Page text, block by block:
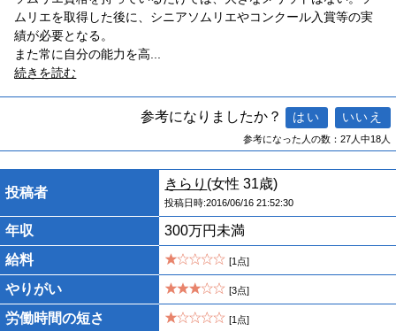
ムリエを取得した後に、シニアソムリエやコンクール入賞等の実
績が必要となる。
また常に自分の能力を高
続きを読む
参考になりましたか？
参考になった人の数：27人中18人
投稿者
きらり (女性 31歳)
投稿日時:2016/06/16 21:52:30
年収
300万円未満
給料
[1点]
やりがい [3点]
労働時間の短さ [1点]